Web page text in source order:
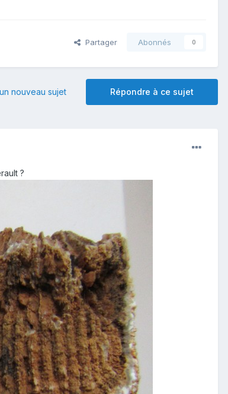
Partager Abonnés 0
Répondre à ce sujet
nouveau sujet
?